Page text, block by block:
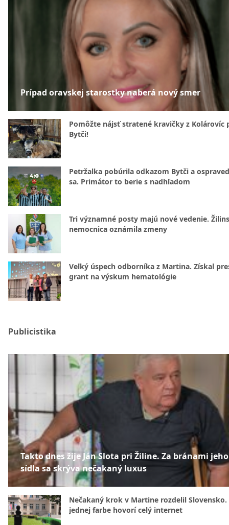
Prípad oravskej starostky naberá nový smer
Pomôžte nájsť stratené kravičky z Kolárovíc
Bytči!
Petržalka pobúrila odkazom Bytči a
sa. Primátor to berie s nadhľadom
Tri významné posty majú nové vedenie.
nemocnica oznámila zmeny
Veľký úspech odborníka z Martina. Získal
grant na výskum hematológie
Publicistika
Takto dnes žije Ján Slota pri Žiline. Za bránami jeho
sídla sa skrýva nečakaný luxus
Nečakaný krok v Martine rozdelil Slovensko.
jednej farbe hovorí celý internet